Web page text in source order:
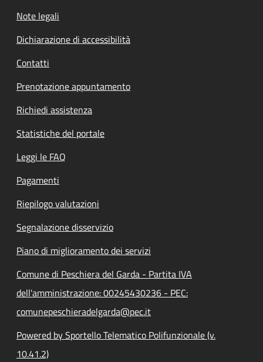
Note legali
Dichiarazione di accessibilità
Contatti
Prenotazione appuntamento
Richiedi assistenza
Statistiche del portale
Leggi le FAQ
Pagamenti
Riepilogo valutazioni
Segnalazione disservizio
Piano di miglioramento dei servizi
Comune di Peschiera del Garda - Partita IVA
dell'amministrazione: 00245430236 - PEC:
comunepeschieradelgarda@pec.it
Powered by Sportello Telematico Polifunzionale (v.
10.41.2)